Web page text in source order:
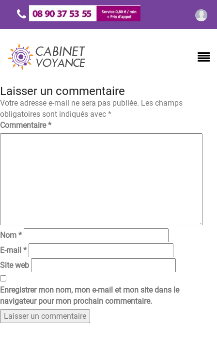
Laisser un commentaire
Votre adresse e-mail ne sera pas publiée. Les champs
obligatoires sont indiqués avec *
Commentaire*
Nom *
E-mail *
Site web
Enregistrer mon nom, mon e-mail et mon site dans le
navigateur pour mon prochain commentaire.